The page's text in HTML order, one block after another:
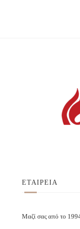
ΕΤΑΙΡΕΙΑ
Μαζί σας από το